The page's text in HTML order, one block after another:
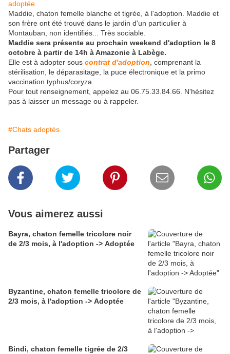
Maddie, chaton femelle blanche et tigrée, à l'adoption. Maddie et
son frère ont été trouvé dans le jardin d'un particulier à
Montauban, non identifiés... Très sociable.
Maddie sera présente au prochain weekend d'adoption le 8
octobre à partir de 14h à Amazonie à Labège.
Elle est à adopter sous contrat d'adoption , comprenant la
stérilisation, le déparasitage, la puce électronique et la primo
vaccination typhus/coryza.
Pour tout renseignement, appelez au 06.75.33.84.66. N'hésitez
pas à laisser un message ou à rappeler.
#Chats adoptés
Partager
Vous aimerez aussi
Bayra, chaton femelle tricolore noir
de 2/3 mois, à l'adoption -> Adoptée
Byzantine, chaton femelle tricolore de
2/3 mois, à l'adoption -> Adoptée
Bindi, chaton femelle tigrée de 2/3